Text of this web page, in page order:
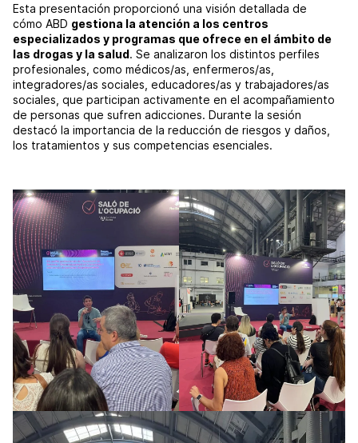
Esta presentación proporcionó una visión detallada de
cómo ABD gestiona la atención a los centros
especializados y programas que ofrece en el ámbito de
las drogas y la salud. Se analizaron los distintos perfiles
profesionales, como médicos/as, enfermeros/as,
integradores/as sociales, educadores/as y trabajadores/as
sociales, que participan activamente en el acompañamiento
de personas que sufren adicciones. Durante la sesión
destacó la importancia de la reducción de riesgos y daños,
los tratamientos y sus competencias esenciales.